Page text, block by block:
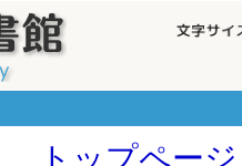
トップページ